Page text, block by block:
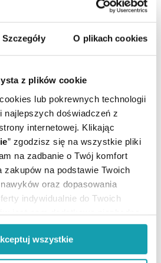
Szczegóły O plikach cookies
z plików cookie
lub pokrewnych technologii
najlepszych doświadczeń z
internetowej. Klikając
” zgodzisz się na wszystkie pliki
na zadbanie o Twój komfort
zakupów na podstawie Twoich
oraz dopasowania
indywidualnie do Twoich
jest nam dodatkowo niezbędna
Portalu oraz jego
od funkcji, dane o tym jak
będą również przekazywane
wszystkie
globulek w stanach
dystrofią lub uszkodzeniem
używać po porodzie,
i przy niedoborze
preparatu jest kwas
za utrzymanie prawidłowego
elastyczności pochwy. Kwas
sposób wiąże wodę, dlatego
które sprzyja